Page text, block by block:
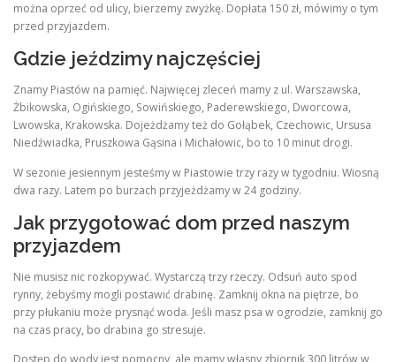
można oprzeć od ulicy, bierzemy zwyżkę. Dopłata 150 zł, mówimy o tym
przed przyjazdem.
Gdzie jeździmy najczęściej
Znamy Piastów na pamięć. Najwięcej zleceń mamy z ul. Warszawska,
Żbikowska, Ogińskiego, Sowińskiego, Paderewskiego, Dworcowa,
Lwowska, Krakowska. Dojeżdżamy też do Gołąbek, Czechowic, Ursusa
Niedźwiadka, Pruszkowa Gąsina i Michałowic, bo to 10 minut drogi.
W sezonie jesiennym jesteśmy w Piastowie trzy razy w tygodniu. Wiosną
dwa razy. Latem po burzach przyjeżdżamy w 24 godziny.
Jak przygotować dom przed naszym
przyjazdem
Nie musisz nic rozkopywać. Wystarczą trzy rzeczy. Odsuń auto spod
rynny, żebyśmy mogli postawić drabinę. Zamknij okna na piętrze, bo
przy płukaniu może prysnąć woda. Jeśli masz psa w ogrodzie, zamknij go
na czas pracy, bo drabina go stresuje.
Dostęp do wody jest pomocny, ale mamy własny zbiornik 300 litrów w